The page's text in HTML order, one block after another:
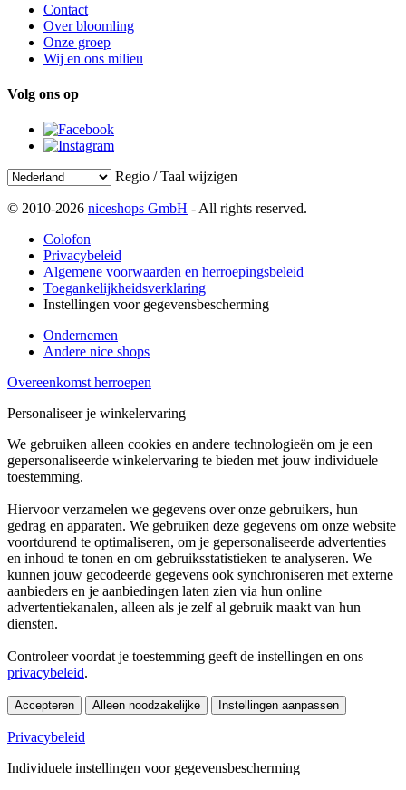
Contact
Over bloomling
Onze groep
Wij en ons milieu
Volg ons op
Regio / Taal wijzigen
© 2010-2026 niceshops GmbH - All rights reserved.
Colofon
Privacybeleid
Algemene voorwaarden en herroepingsbeleid
Toegankelijkheidsverklaring
Instellingen voor gegevensbescherming
Ondernemen
Andere nice shops
Overeenkomst herroepen
Personaliseer je winkelervaring
We gebruiken alleen cookies en andere technologieën om je een
gepersonaliseerde winkelervaring te bieden met jouw individuele
toestemming.
Hiervoor verzamelen we gegevens over onze gebruikers, hun
gedrag en apparaten. We gebruiken deze gegevens om onze website
voortdurend te optimaliseren, om je gepersonaliseerde advertenties
en inhoud te tonen en om gebruiksstatistieken te analyseren. We
kunnen jouw gecodeerde gegevens ook synchroniseren met externe
aanbieders en je aanbiedingen laten zien via hun online
advertentiekanalen, alleen als je zelf al gebruik maakt van hun
diensten.
Controleer voordat je toestemming geeft de instellingen en ons
privacybeleid.
Accepteren Alleen noodzakelijke Instellingen aanpassen
Privacybeleid
Individuele instellingen voor gegevensbescherming